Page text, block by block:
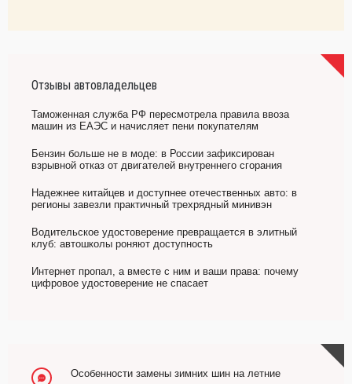
Отзывы автовладельцев
Таможенная служба РФ пересмотрела правила ввоза
машин из ЕАЭС и начисляет пени покупателям
Бензин больше не в моде: в России зафиксирован
взрывной отказ от двигателей внутреннего сгорания
Надежнее китайцев и доступнее отечественных авто: в
регионы завезли практичный трехрядный минивэн
Водительское удостоверение превращается в элитный
клуб: автошколы роняют доступность
Интернет пропал, а вместе с ним и ваши права: почему
цифровое удостоверение не спасает
Особенности замены зимних шин на летние